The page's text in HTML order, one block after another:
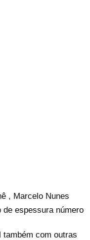
, Marcelo Nunes
de espessura número
com outras